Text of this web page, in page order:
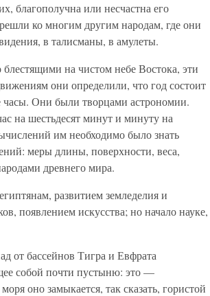
благополучна или несчастна его
ко многим другим народам, где они
в талисманы, в амулеты.
на чистом небе Востока, эти
они определили, что год состоит
часы. Они были творцами астрономии.
на шестьдесят минут и минуту на
им необходимо было знать
меры длины, поверхности, веса,
древнего мира.
развитием земледелия и
появлением искусства; но начало науке,
от бассейнов Тигра и Евфрата
собой почти пустыню: это —
оно замыкается, так сказать, гористой